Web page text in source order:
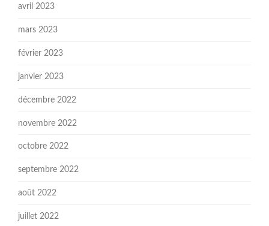
avril 2023
mars 2023
février 2023
janvier 2023
décembre 2022
novembre 2022
octobre 2022
septembre 2022
août 2022
juillet 2022